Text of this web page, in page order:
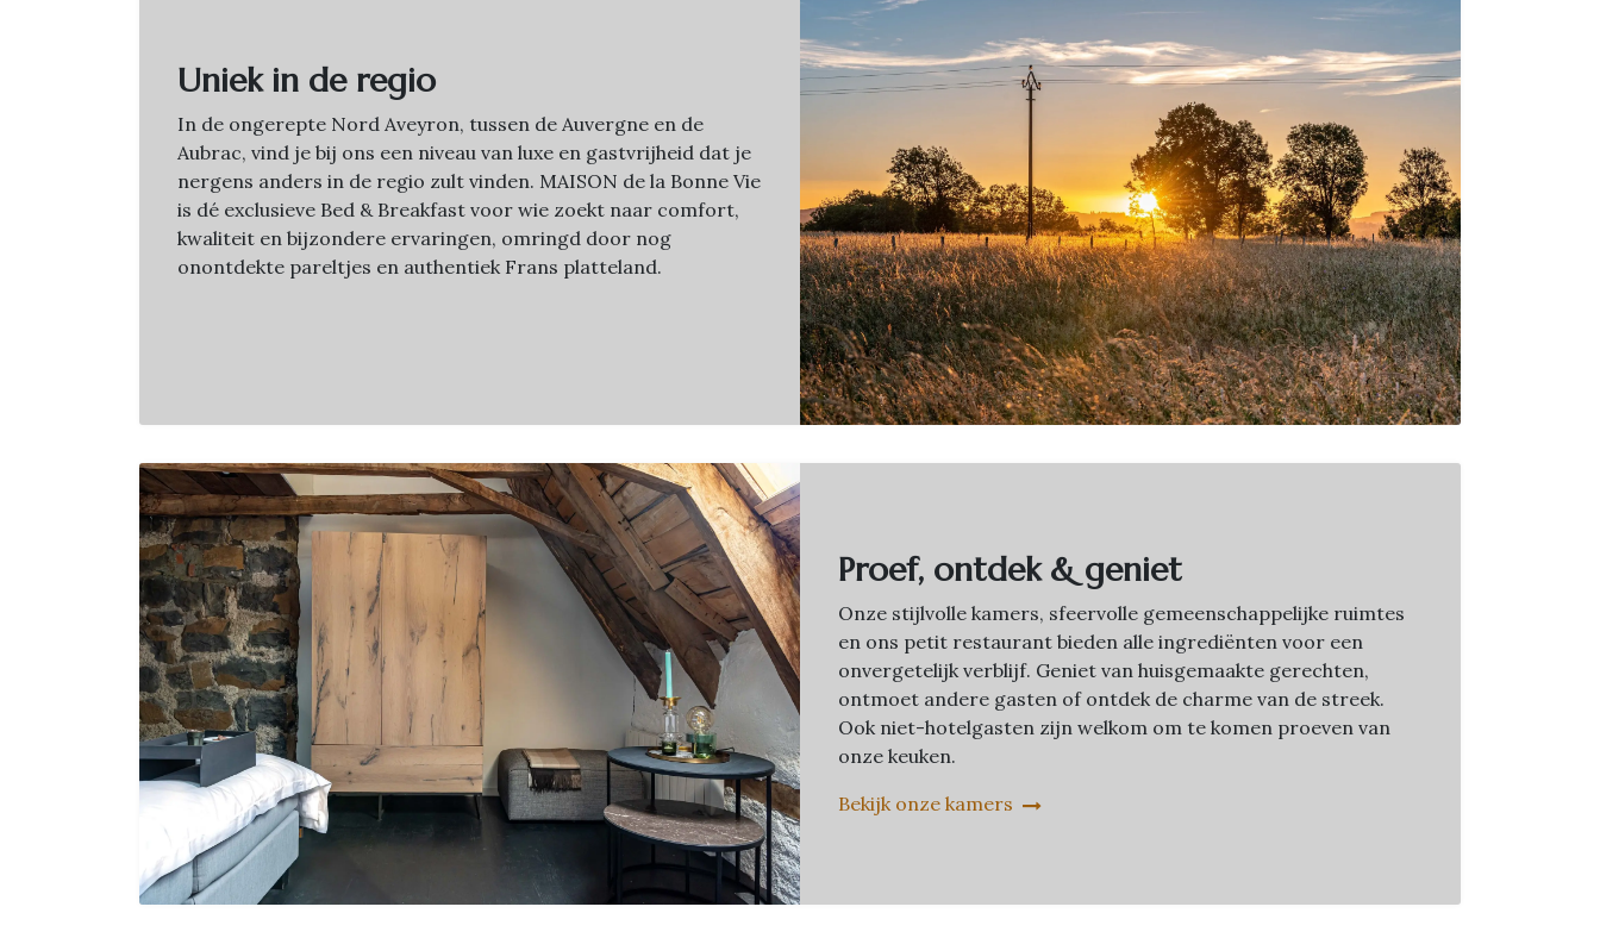
Uniek in de regio
In de ongerepte Nord Aveyron, tussen de Auvergne en de
Aubrac, vind je bij ons een niveau van luxe en gastvrijheid dat je
nergens anders in de regio zult vinden. MAISON de la Bonne Vie
is dé exclusieve Bed & Breakfast voor wie zoekt naar comfort,
kwaliteit en bijzondere ervaringen, omringd door nog
onontdekte pareltjes en authentiek Frans platteland.
Proef, ontdek & geniet
Onze stijlvolle kamers, sfeervolle gemeenschappelijke ruimtes
en ons petit restaurant bieden alle ingrediënten voor een
onvergetelijk verblijf. Geniet van huisgemaakte gerechten,
ontmoet andere gasten of ontdek de charme van de streek.
Ook niet-hotelgasten zijn welkom om te komen proeven van
onze keuken.
Bekijk onze kamers